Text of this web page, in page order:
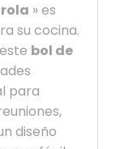
» es
su cocina.
bol de
para
diseño